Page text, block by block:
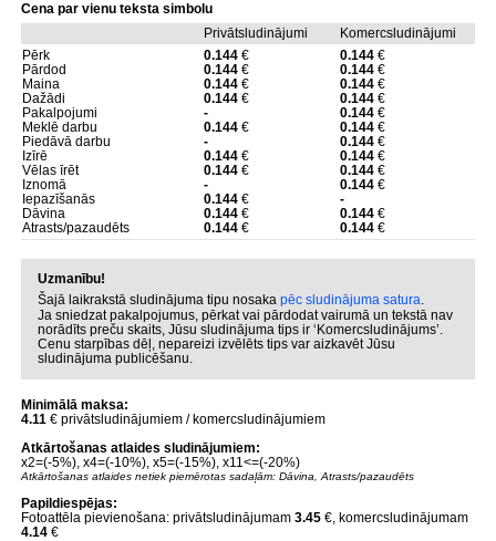
Cena par vienu teksta simbolu
Privātsludinājumi
Komercsludinājumi
Pērk
0.144€ 0.144€
Pārdod
0.144€ 0.144€
Maina
0.144€ 0.144€
Dažādi
0.144€ 0.144€
Pakalpojumi
- 0.144€
Meklē darbu
0.144€ 0.144€
Piedāvā darbu
- 0.144€
Izīrē
0.144€ 0.144€
Vēlas īrēt
0.144€ 0.144€
Iznomā
- 0.144€
Iepazīšanās
0.144€
-
Dāvina
0.144€ 0.144€
Atrasts/pazaudēts
0.144€ 0.144€
Uzmanību!
Šajā laikrakstā sludinājuma tipu nosaka pēc sludinājuma satura.
Ja sniedzat pakalpojumus, pērkat vai pārdodat vairumā un tekstā nav
norādīts preču skaits, Jūsu sludinājuma tips ir ‘Komercsludinājums’.
Cenu starpības dēļ, nepareizi izvēlēts tips var aizkavēt Jūsu
sludinājuma publicēšanu.
Minimālā maksa:
4.11€ privātsludinājumiem / komercsludinājumiem
Atkārtošanas atlaides sludinājumiem:
x2=(-5%), x4=(-10%), x5=(-15%), x11<=(-20%)
Atkārtošanas atlaides netiek piemērotas sadaļām: Dāvina, Atrasts/pazaudēts
Papildiespējas:
Fotoattēla pievienošana: privātsludinājumam 3.45€, komercsludinājumam
4.14€